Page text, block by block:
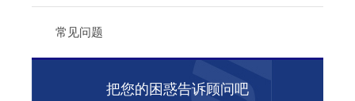
常见问题
把您的困惑告诉顾问吧